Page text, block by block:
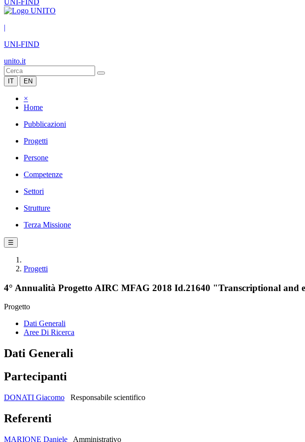
UNI-FIND
|
UNI-FIND
unito.it
IT EN
×
Home
Pubblicazioni
Progetti
Persone
Competenze
Settori
Strutture
Terza Missione
☰
Progetti
4° Annualità Progetto AIRC MFAG 2018 Id.21640 "Transcriptional and
Progetto
Dati Generali
Aree Di Ricerca
Dati Generali
Partecipanti
DONATI Giacomo Responsabile scientifico
Referenti
MARIONE Daniele Amministrativo